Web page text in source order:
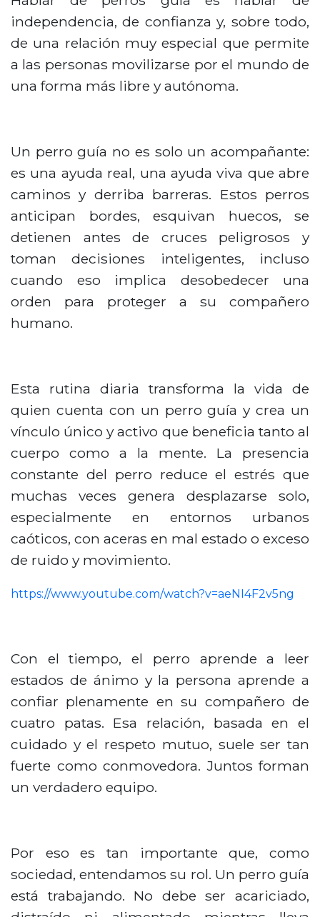
independencia, de confianza y, sobre todo,
de una relación muy especial que permite
a las personas movilizarse por el mundo de
una forma más libre y autónoma.
Un perro guía no es solo un acompañante:
es una ayuda real, una ayuda viva que abre
caminos y derriba barreras. Estos perros
anticipan bordes, esquivan huecos, se
detienen antes de cruces peligrosos y
toman decisiones inteligentes, incluso
cuando eso implica desobedecer una
orden para proteger a su compañero
humano.
Esta rutina diaria transforma la vida de
quien cuenta con un perro guía y crea un
vínculo único y activo que beneficia tanto al
cuerpo como a la mente. La presencia
constante del perro reduce el estrés que
muchas veces genera desplazarse solo,
especialmente en entornos urbanos
caóticos, con aceras en mal estado o exceso
de ruido y movimiento.
https://www.youtube.com/watch?v=aeNI4F2v5ng
Con el tiempo, el perro aprende a leer
estados de ánimo y la persona aprende a
confiar plenamente en su compañero de
cuatro patas. Esa relación, basada en el
cuidado y el respeto mutuo, suele ser tan
fuerte como conmovedora. Juntos forman
un verdadero equipo.
Por eso es tan importante que, como
sociedad, entendamos su rol. Un perro guía
está trabajando. No debe ser acariciado,